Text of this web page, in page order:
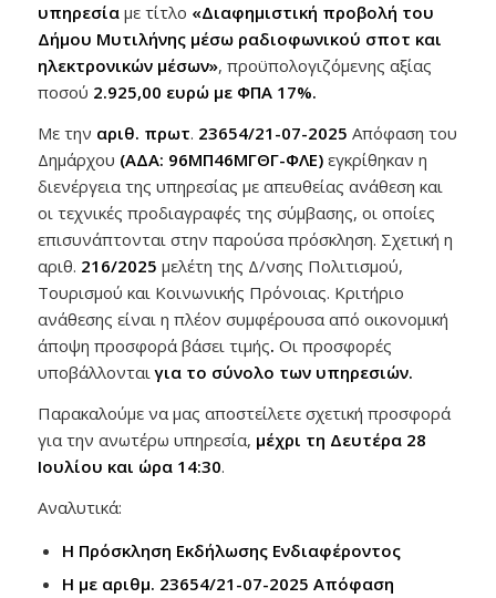
υπηρεσίαμε τίτλο «Διαφημιστική προβολή του
Δήμου Μυτιλήνης μέσω ραδιοφωνικού σποτ και
ηλεκτρονικών μέσων», προϋπολογιζόμενης αξίας
ποσού 2.925,00 ευρώ με ΦΠΑ 17%.
Με την αριθ. πρωτ. 23654/21-07-2025 Απόφαση του
Δημάρχου (ΑΔΑ: 96ΜΠ46ΜΓΘΓ-ΦΛΕ) εγκρίθηκαν η
διενέργεια της υπηρεσίας με απευθείας ανάθεση και
οι τεχνικές προδιαγραφές της σύμβασης, οι οποίες
επισυνάπτονται στην παρούσα πρόσκληση. Σχετική η
αριθ. 216/2025 μελέτη της Δ/νσης Πολιτισμού,
Τουρισμού και Κοινωνικής Πρόνοιας. Κριτήριο
ανάθεσης είναι η πλέον συμφέρουσα από οικονομική
άποψη προσφορά βάσει τιμής. Οι προσφορές
υποβάλλονταιγια το σύνολο των υπηρεσιών.
Παρακαλούμε να μας αποστείλετε σχετική προσφορά
για την ανωτέρω υπηρεσία, μέχρι τη Δευτέρα 28
Ιουλίου και ώρα 14:30.
Αναλυτικά:
Η Πρόσκληση Εκδήλωσης Ενδιαφέροντος
Η με αριθμ. 23654/21-07-2025 Απόφαση